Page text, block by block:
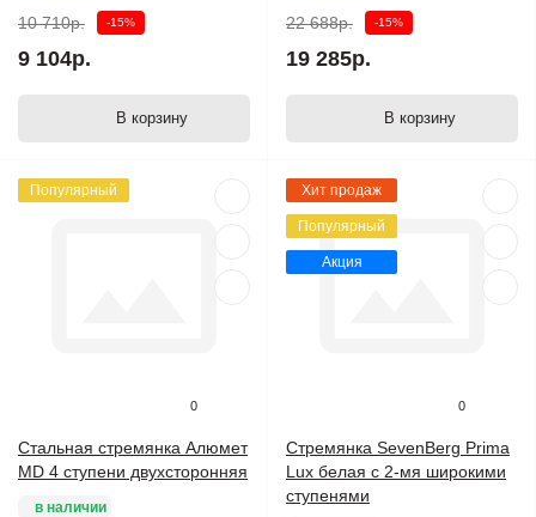
10 710р.
-15%
9 104р.
В корзину
22 688р.
-15%
19 285р.
В корзину
Популярный
0
Стальная стремянка Алюмет
MD 4 ступени двухсторонняя
в наличии
Хит продаж
Популярный
Акция
0
Стремянка SevenBerg Prima
Lux белая с 2-мя широкими
ступенями